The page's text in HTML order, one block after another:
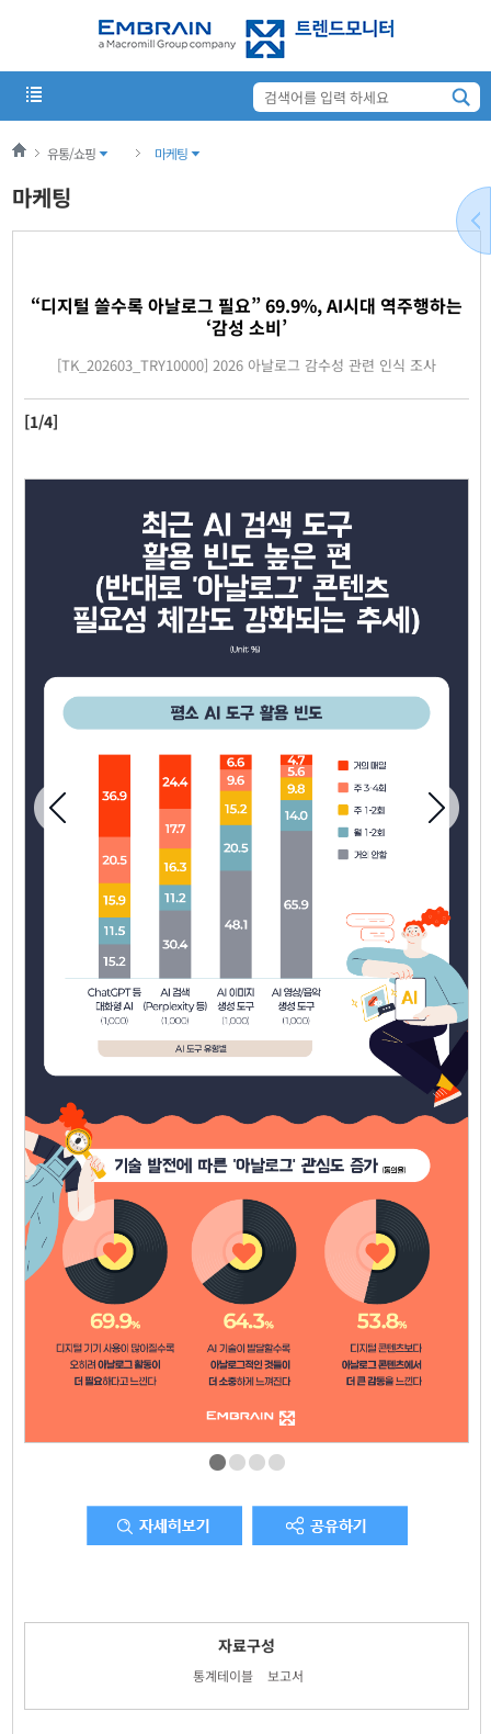
유통/쇼핑 마케팅
마케팅
“디지털 쓸수록 아날로그 필요” 69.9%, AI시대 역주행하는
‘감성 소비’
[TK_202603_TRY10000] 2026 아날로그 감수성 관련 인식 조사
[1/4]
자료구성
통계테이블 보고서